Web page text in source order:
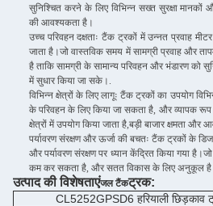
सुनिश्चित करने के लिए विभिन्न सख्त सुरक्षा
की आवश्यकता है।
उच्च परिवहन दक्षताः टैंक ट्रकों में उन्नत प्रवाह
जाता है।जो वास्तविक समय में सामग्री प्रवाह और
है ताकि सामग्री के सामान्य परिवहन और भंडारण को
में सुधार किया जा सके।.
विभिन्न क्षेत्रों के लिए लागूः टैंक ट्रकों का उपयोग
के परिवहन के लिए किया जा सकता है, और व्यापक रूप
क्षेत्रों में उपयोग किया जाता है,बड़ी बाजार क्षमता
पर्यावरण संरक्षण और ऊर्जा की बचतः टैंक ट्रकों के
और पर्यावरण संरक्षण पर ध्यान केंद्रित किया गया
कम कर सकता है, और सतत विकास के लिए अनुकूल
उत्पाद की विशेषताएंजल टैंकट्रक:
CL5252GPSD6 हरियाली छिड़काव